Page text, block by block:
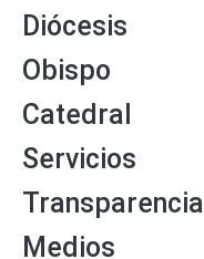
Diócesis
Obispo
Catedral
Servicios
Transparencia
Medios